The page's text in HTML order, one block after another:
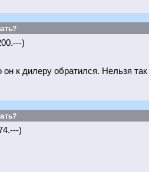
)
он к дилеру обратился. Нельзя
)